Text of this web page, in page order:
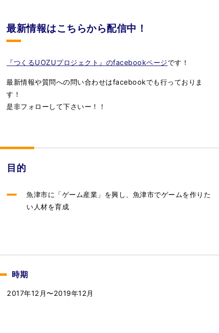
最新情報はこちらから配信中！
『つくるUOZUプロジェクト』のfacebookページです！
最新情報や質問への問い合わせはfacebookでも行っておりま
す！
是非フォローして下さいー！！
目的
魚津市に「ゲーム産業」を興し、魚津市でゲームを作りた
い人材を育成
時期
2017年12月〜2019年12月